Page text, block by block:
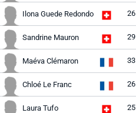
Ilona Guede Redondo 26
Sandrine Mauron 29
Maéva Clémaron 33
Chloé Le Franc 26
Laura Tufo 25